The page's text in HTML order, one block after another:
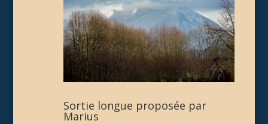
Sortie longue proposée par
Marius